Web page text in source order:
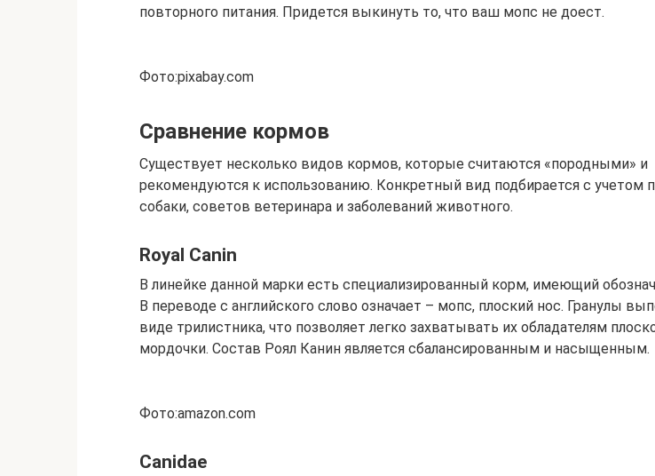
повторного питания. Придется выкинуть то, что ваш мопс не доест.
Фото:pixabay.com
Сравнение кормов
Существует несколько видов кормов, которые считаются «породными» и
рекомендуются к использованию. Конкретный вид подбирается с учетом
собаки, советов ветеринара и заболеваний животного.
Royal Canin
В линейке данной марки есть специализированный корм, имеющий
В переводе с английского слово означает – мопс, плоский нос. Гранулы
виде трилистника, что позволяет легко захватывать их обладателям
мордочки. Состав Роял Канин является сбалансированным и насыщенным.
Фото:amazon.com
Canidae